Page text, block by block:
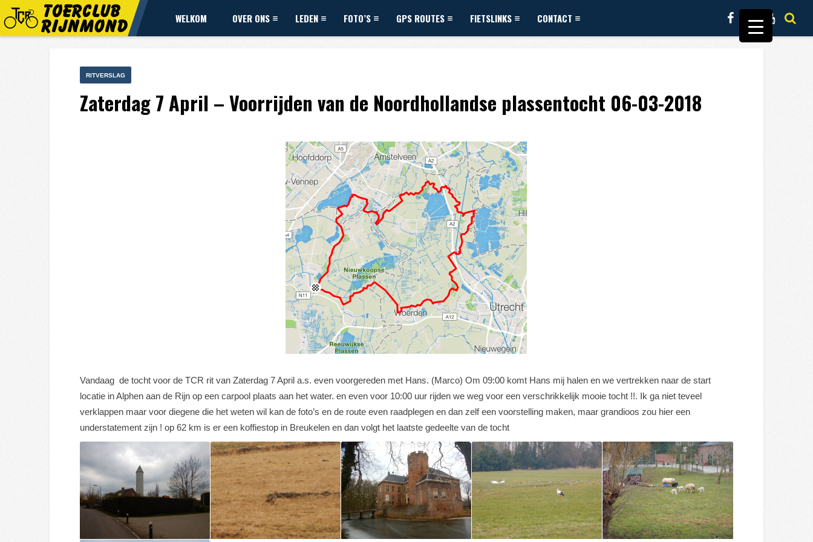
WELKOM OVER ONS LEDEN FOTO’S GPS ROUTES FIETSLINKS CONTACT
RITVERSLAG
Zaterdag 7 April – Voorrijden van de Noordhollandse plassentocht 06-03-2018
Vandaag de tocht voor de TCR rit van Zaterdag 7 April a.s. even voorgereden met Hans. (Marco) Om 09:00 komt Hans mij halen en we vertrekken naar de start
locatie in Alphen aan de Rijn op een carpool plaats aan het water. en even voor 10:00 uur rijden we weg voor een verschrikkelijk mooie tocht !!. Ik ga niet teveel
verklappen maar voor diegene die het weten wil kan de foto’s en de route even raadplegen en dan zelf een voorstelling maken, maar grandioos zou hier een
understatement zijn ! op 62 km is er een koffiestop in Breukelen en dan volgt het laatste gedeelte van de tocht